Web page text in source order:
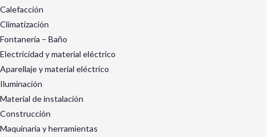
Calefacción
Climatización
Fontanería – Baño
Electricidad y material eléctrico
Aparellaje y material eléctrico
Iluminación
Material de instalación
Construcción
Maquinaria y herramientas